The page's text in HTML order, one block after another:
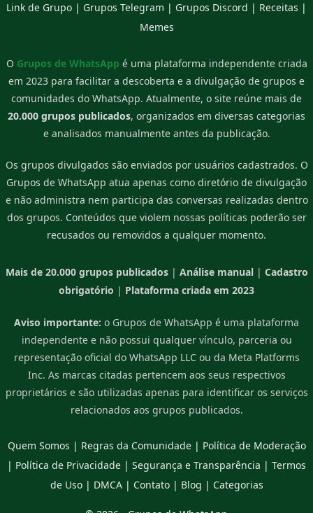
Link de Grupo | Grupos Telegram | Grupos Discord | Receitas |
Memes
O Grupos de WhatsApp é uma plataforma independente criada
em 2023 para facilitar a descoberta e a divulgação de grupos e
comunidades do WhatsApp. Atualmente, o site reúne mais de
20.000 grupos publicados, organizados em diversas categorias
e analisados manualmente antes da publicação.
Os grupos divulgados são enviados por usuários cadastrados. O
Grupos de WhatsApp atua apenas como diretório de divulgação
e não administra nem participa das conversas realizadas dentro
dos grupos. Conteúdos que violem nossas políticas poderão ser
recusados ou removidos a qualquer momento.
Mais de 20.000 grupos publicados| Análise manual| Cadastro
obrigatório | Plataforma criada em 2023
Aviso importante: o Grupos de WhatsApp é uma plataforma
independente e não possui qualquer vínculo, parceria ou
representação oficial do WhatsApp LLC ou da Meta Platforms
Inc. As marcas citadas pertencem aos seus respectivos
proprietários e são utilizadas apenas para identificar os serviços
relacionados aos grupos publicados.
Quem Somos | Regras da Comunidade| Política de Moderação
| Política de Privacidade | Segurança e Transparência | Termos
de Uso| DMCA| Contato| Blog | Categorias